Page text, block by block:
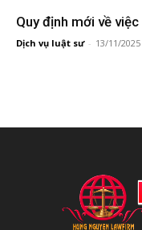
Quy định mới về
Dịch vụ luật sư - 13/11/2025